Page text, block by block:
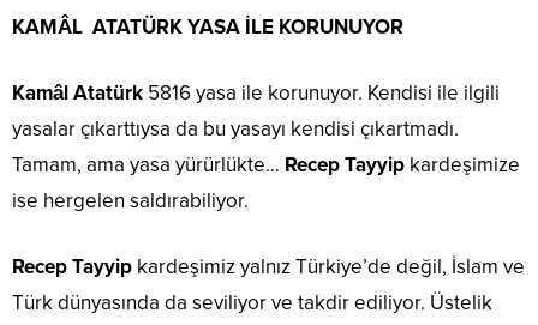
KAMÂL ATATÜRK YASA İLE KORUNUYOR
Kamâl Atatürk 5816 yasa ile korunuyor. Kendisi ile ilgili
yasalar çıkarttıysa da bu yasayı kendisi çıkartmadı.
Tamam, ama yasa yürürlükte… Recep Tayyip kardeşimize
ise hergelen saldırabiliyor.
Recep Tayyip kardeşimiz yalnız Türkiye’de değil, İslam ve
Türk dünyasında da seviliyor ve takdir ediliyor. Üstelik